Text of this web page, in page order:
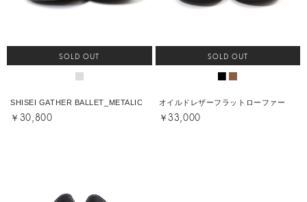
SOLD OUT
SHISEI GATHER BALLET_METALIC
￥30,800
SOLD OUT
オイルドレザーフラットローファー
￥33,000